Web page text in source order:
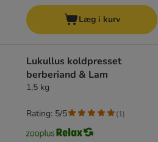
Læg i kurv
Lukullus koldpresset
berberiand & Lam
1,5 kg
Rating: 5/5 (1)